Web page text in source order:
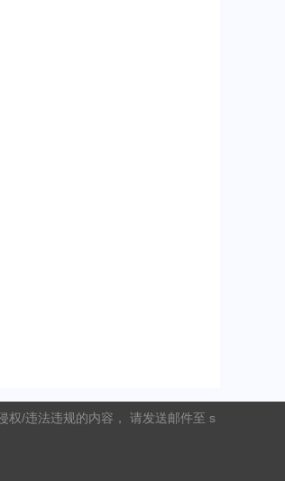
权/违法违规的内容， 请发送邮件至 s